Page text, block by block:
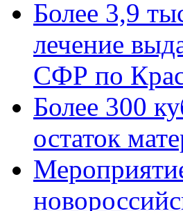
Более 3,9
лечение
СФР по
Более 300
остаток